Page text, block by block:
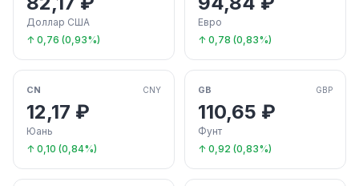
Доллар США
↑ 0,76 (0,93%)
Евро
↑ 0,78 (0,83%)
CN CNY
12,17 ₽
Юань
↑ 0,10 (0,84%)
GB GBP
110,65 ₽
Фунт
↑ 0,92 (0,83%)